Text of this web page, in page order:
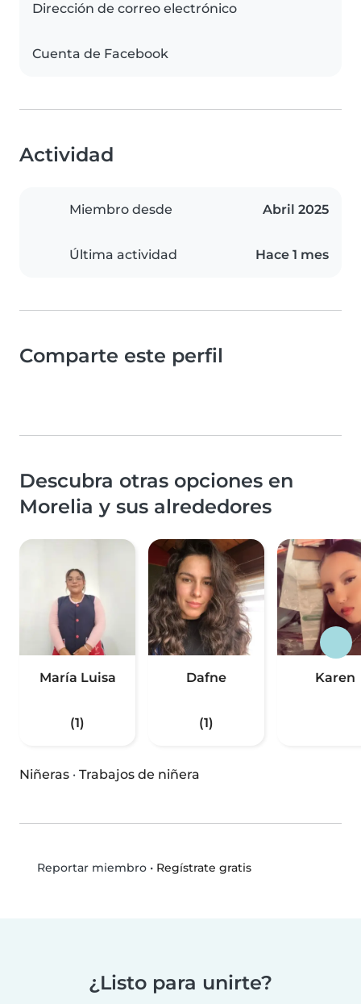
Dirección de correo electrónico
Cuenta de Facebook
Actividad
Miembro desde Abril 2025
Última actividad Hace 1 mes
Comparte este perfil
Descubra otras opciones en
Morelia y sus alrededores
María Luisa
(1)
Dafne
(1)
Karen
Niñeras · Trabajos de niñera
Reportar miembro• Regístrate gratis
¿Listo para unirte?